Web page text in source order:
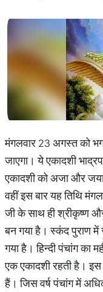
मंगलवार 23 अगस्त को
जाएगा। ये एकादशी
एकादशी को अजा और जया
वहीं इस बार यह तिथि
जी के साथ ही श्रीकृष्ण
बन गया है। स्कंद पुराण में
गया है। हिन्दी पंचांग का
एक एकादशी रहती है। इस
हैं। जिस वर्ष पंचांग में